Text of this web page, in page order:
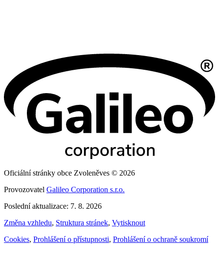
Oficiální stránky obce Zvoleněves © 2026
Provozovatel Galileo Corporation s.r.o.
Poslední aktualizace: 7. 8. 2026
Změna vzhledu, Struktura stránek, Vytisknout
Cookies, Prohlášení o přístupnosti, Prohlášení o ochraně soukromí